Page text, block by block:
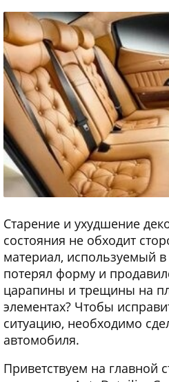
Старение и ухудшение
состояния не обходит
материал, используемый
потерял форму и
царапины и трещины на
элементах? Чтобы
ситуацию, необходимо
автомобиля.
Приветствуем на главной